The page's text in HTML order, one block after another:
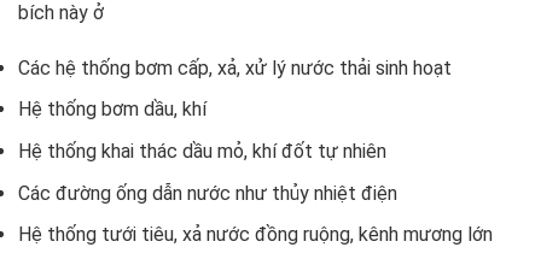
bích này ở
Các hệ thống bơm cấp, xả, xử lý nước thải sinh hoạt
Hệ thống bơm dầu, khí
Hệ thống khai thác dầu mỏ, khí đốt tự nhiên
Các đường ống dẫn nước như thủy nhiệt điện
Hệ thống tưới tiêu, xả nước đồng ruộng, kênh mương lớn